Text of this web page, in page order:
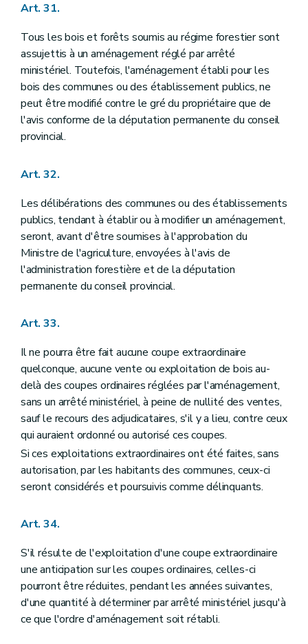
Art. 31.
Tous les bois et forêts soumis au régime forestier sont
assujettis à un aménagement réglé par arrêté
ministériel. Toutefois, l'aménagement établi pour les
bois des communes ou des établissement publics, ne
peut être modifié contre le gré du propriétaire que de
l'avis conforme de la députation permanente du conseil
provincial.
Art. 32.
Les délibérations des communes ou des établissements
publics, tendant à établir ou à modifier un aménagement,
seront, avant d'être soumises à l'approbation du
Ministre de l'agriculture, envoyées à l'avis de
l'administration forestière et de la députation
permanente du conseil provincial.
Art. 33.
Il ne pourra être fait aucune coupe extraordinaire
quelconque, aucune vente ou exploitation de bois au-
delà des coupes ordinaires réglées par l'aménagement,
sans un arrêté ministériel, à peine de nullité des ventes,
sauf le recours des adjudicataires, s'il y a lieu, contre ceux
qui auraient ordonné ou autorisé ces coupes.
Si ces exploitations extraordinaires ont été faites, sans
autorisation, par les habitants des communes, ceux-ci
seront considérés et poursuivis comme délinquants.
Art. 34.
S'il résulte de l'exploitation d'une coupe extraordinaire
une anticipation sur les coupes ordinaires, celles-ci
pourront être réduites, pendant les années suivantes,
d'une quantité à déterminer par arrêté ministériel jusqu'à
ce que l'ordre d'aménagement soit rétabli.